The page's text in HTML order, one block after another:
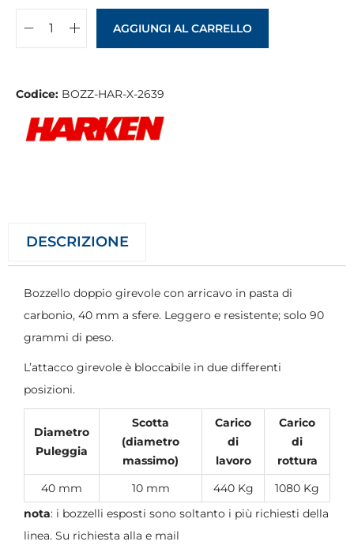
AGGIUNGI AL CARRELLO
Codice: BOZZ-HAR-X-2639
DESCRIZIONE
Bozzello doppio girevole con arricavo in pasta di
carbonio, 40 mm a sfere. Leggero e resistente; solo 90
grammi di peso.
L’attacco girevole è bloccabile in due differenti
posizioni.
Diametro
Puleggia
Scotta
(diametro
massimo)
Carico
di
lavoro
Carico
di
rottura
40 mm
10 mm 440 Kg
1080 Kg
nota: i bozzelli esposti sono soltanto i più richiesti della
linea. Su richiesta alla e mail